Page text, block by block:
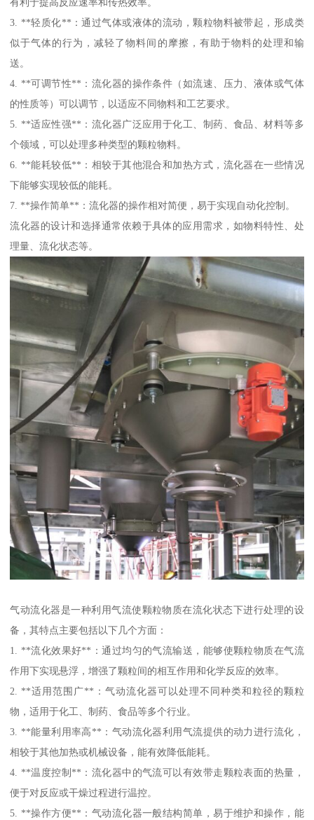
3. **轻质化**：通过气体或液体的流动，颗粒物料被带起，形成类
似于气体的行为，减轻了物料间的摩擦，有助于物料的处理和输
送。
4. **可调节性**：流化器的操作条件（如流速、压力、液体或气体
的性质等）可以调节，以适应不同物料和工艺要求。
5. **适应性强**：流化器广泛应用于化工、制药、食品、材料等多
个领域，可以处理多种类型的颗粒物料。
6. **能耗较低**：相较于其他混合和加热方式，流化器在一些情况
下能够实现较低的能耗。
7. **操作简单**：流化器的操作相对简便，易于实现自动化控制。
流化器的设计和选择通常依赖于具体的应用需求，如物料特性、处
理量、流化状态等。
气动流化器是一种利用气流使颗粒物质在流化状态下进行处理的设
备，其特点主要包括以下几个方面：
1. **流化效果好**：通过均匀的气流输送，能够使颗粒物质在气流
作用下实现悬浮，增强了颗粒间的相互作用和化学反应的效率。
2. **适用范围广**：气动流化器可以处理不同种类和粒径的颗粒
物，适用于化工、制药、食品等多个行业。
3. **能量利用率高**：气动流化器利用气流提供的动力进行流化，
相较于其他加热或机械设备，能有效降低能耗。
4. **温度控制**：流化器中的气流可以有效带走颗粒表面的热量，
便于对反应或干燥过程进行温控。
5. **操作方便**：气动流化器一般结构简单，易于维护和操作，能